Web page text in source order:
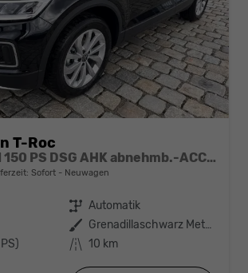
T-Roc
Style 1,5 TSI 150 PS DSG AHK abnehmb.-ACC-2xPDC & Kamera Parklenkass.-LED-KESSY-Klima 2-Zonen-Winterpaket-17 "Alu-sofort verfügbar
Sofort Neuwagen
Getriebe Automatik
Außenfarbe
Grenadillaschwarz Metallic
Kilometerstand 10 km